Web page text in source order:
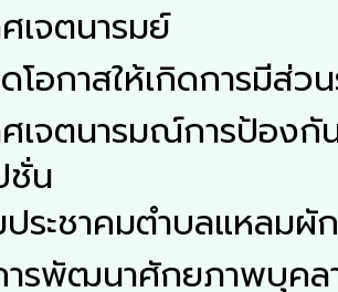
เจตนารมย์
โอกาสให้เกิดการมีส่ว
ศเจตนารมณ์การป้องกั
ชั่น
ประชาคมตำบลแหลม
ารพัฒนาศักยภาพบุคล